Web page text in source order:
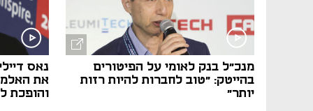
מנכ"ל בנק לאומי על הפיטורים
בהייטק: "טוב לחברות להיות רזות
יותר"
נאס
את
והופכת
נפתח בכרטיסייה חדשה
נפתח בכרטיסייה חדשה נפתח בכרטיסייה חדשה
נפתח בכרטיסייה חדשה